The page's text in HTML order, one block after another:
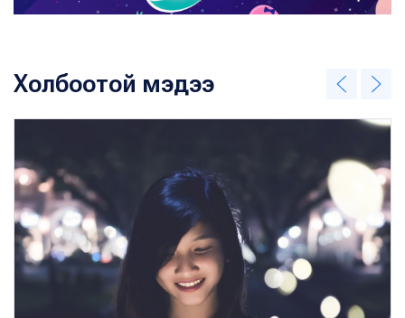
Холбоотой мэдээ